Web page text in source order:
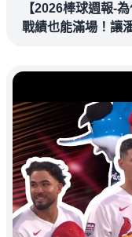
【2026棒球週報-
戰績也能滿場！讓